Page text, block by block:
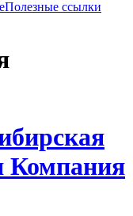
Полезные ссылки
Компания